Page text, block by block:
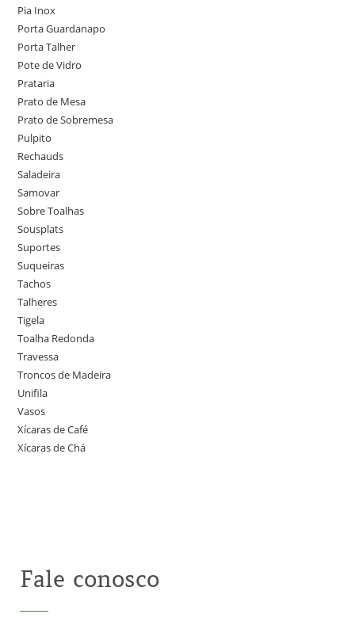
Pia Inox
Porta Guardanapo
Porta Talher
Pote de Vidro
Prataria
Prato de Mesa
Prato de Sobremesa
Pulpito
Rechauds
Saladeira
Samovar
Sobre Toalhas
Sousplats
Suportes
Suqueiras
Tachos
Talheres
Tigela
Toalha Redonda
Travessa
Troncos de Madeira
Unifila
Vasos
Xícaras de Café
Xícaras de Chá
Fale conosco